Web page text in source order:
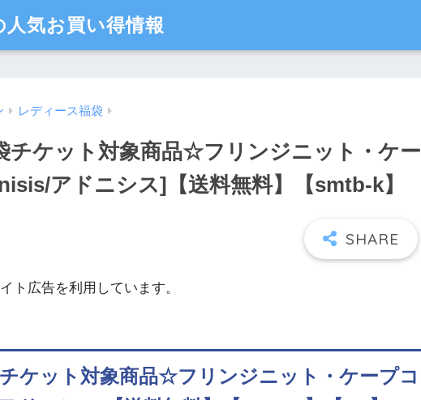
気お買い得情報
レディース福袋
チケット対象商品☆フリンジニット・ケー
アドニシス]【送料無料】【smtb-k】
ト広告を利用しています。
ケット対象商品☆フリンジニット・ケープコ